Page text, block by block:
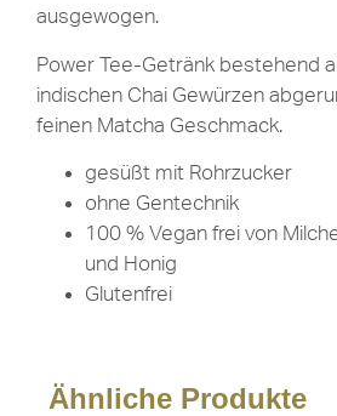
ausgewogen.
Power Tee-Getränk bestehend
indischen Chai Gewürzen
feinen Matcha Geschmack.
gesüßt mit Rohrzucker
ohne Gentechnik
100 % Vegan frei von
und Honig
Glutenfrei
Ähnliche Produkte